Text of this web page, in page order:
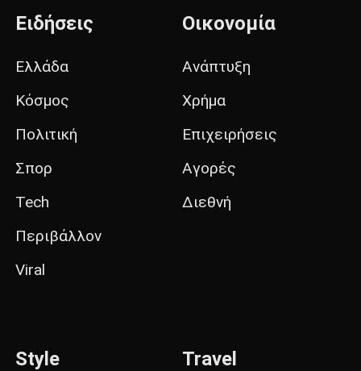
Ειδήσεις
Ελλάδα
Κόσμος
Πολιτική
Σπορ
Tech
Περιβάλλον
Viral
Οικονομία
Ανάπτυξη
Χρήμα
Επιχειρήσεις
Αγορές
Διεθνή
Style Travel